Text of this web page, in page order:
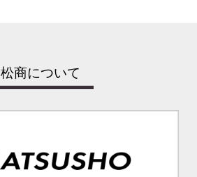
松商について